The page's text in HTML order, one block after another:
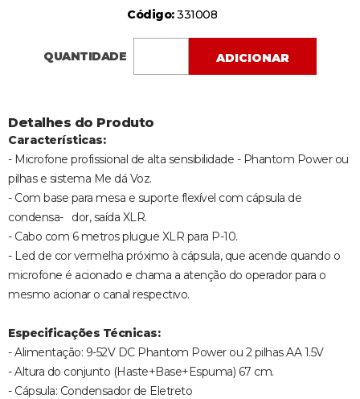
Código:331008
QUANTIDADE ADICIONAR
Detalhes do Produto
Características:
- Microfone profissional de alta sensibilidade - Phantom Power ou
pilhas e sistema Me dá Voz.
- Com base para mesa e suporte flexível com cápsula de
condensa- dor, saída XLR.
- Cabo com 6 metros plugue XLR para P-10.
- Led de cor vermelha próximo à cápsula, que acende quando o
microfone é acionado e chama a atenção do operador para o
mesmo acionar o canal respectivo.
Especificações Técnicas:
- Alimentação: 9-52V DC Phantom Power ou 2 pilhas AA 1.5V
- Altura do conjunto (Haste+Base+Espuma) 67 cm.
- Cápsula: Condensador de Eletreto